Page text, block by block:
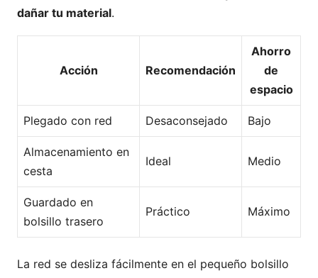
dañar tu material.
Acción Recomendación
Ahorro
de
espacio
Plegado con red Desaconsejado Bajo
Almacenamiento en
cesta
Ideal Medio
Guardado en
bolsillo trasero
Práctico Máximo
La red se desliza fácilmente en el pequeño bolsillo